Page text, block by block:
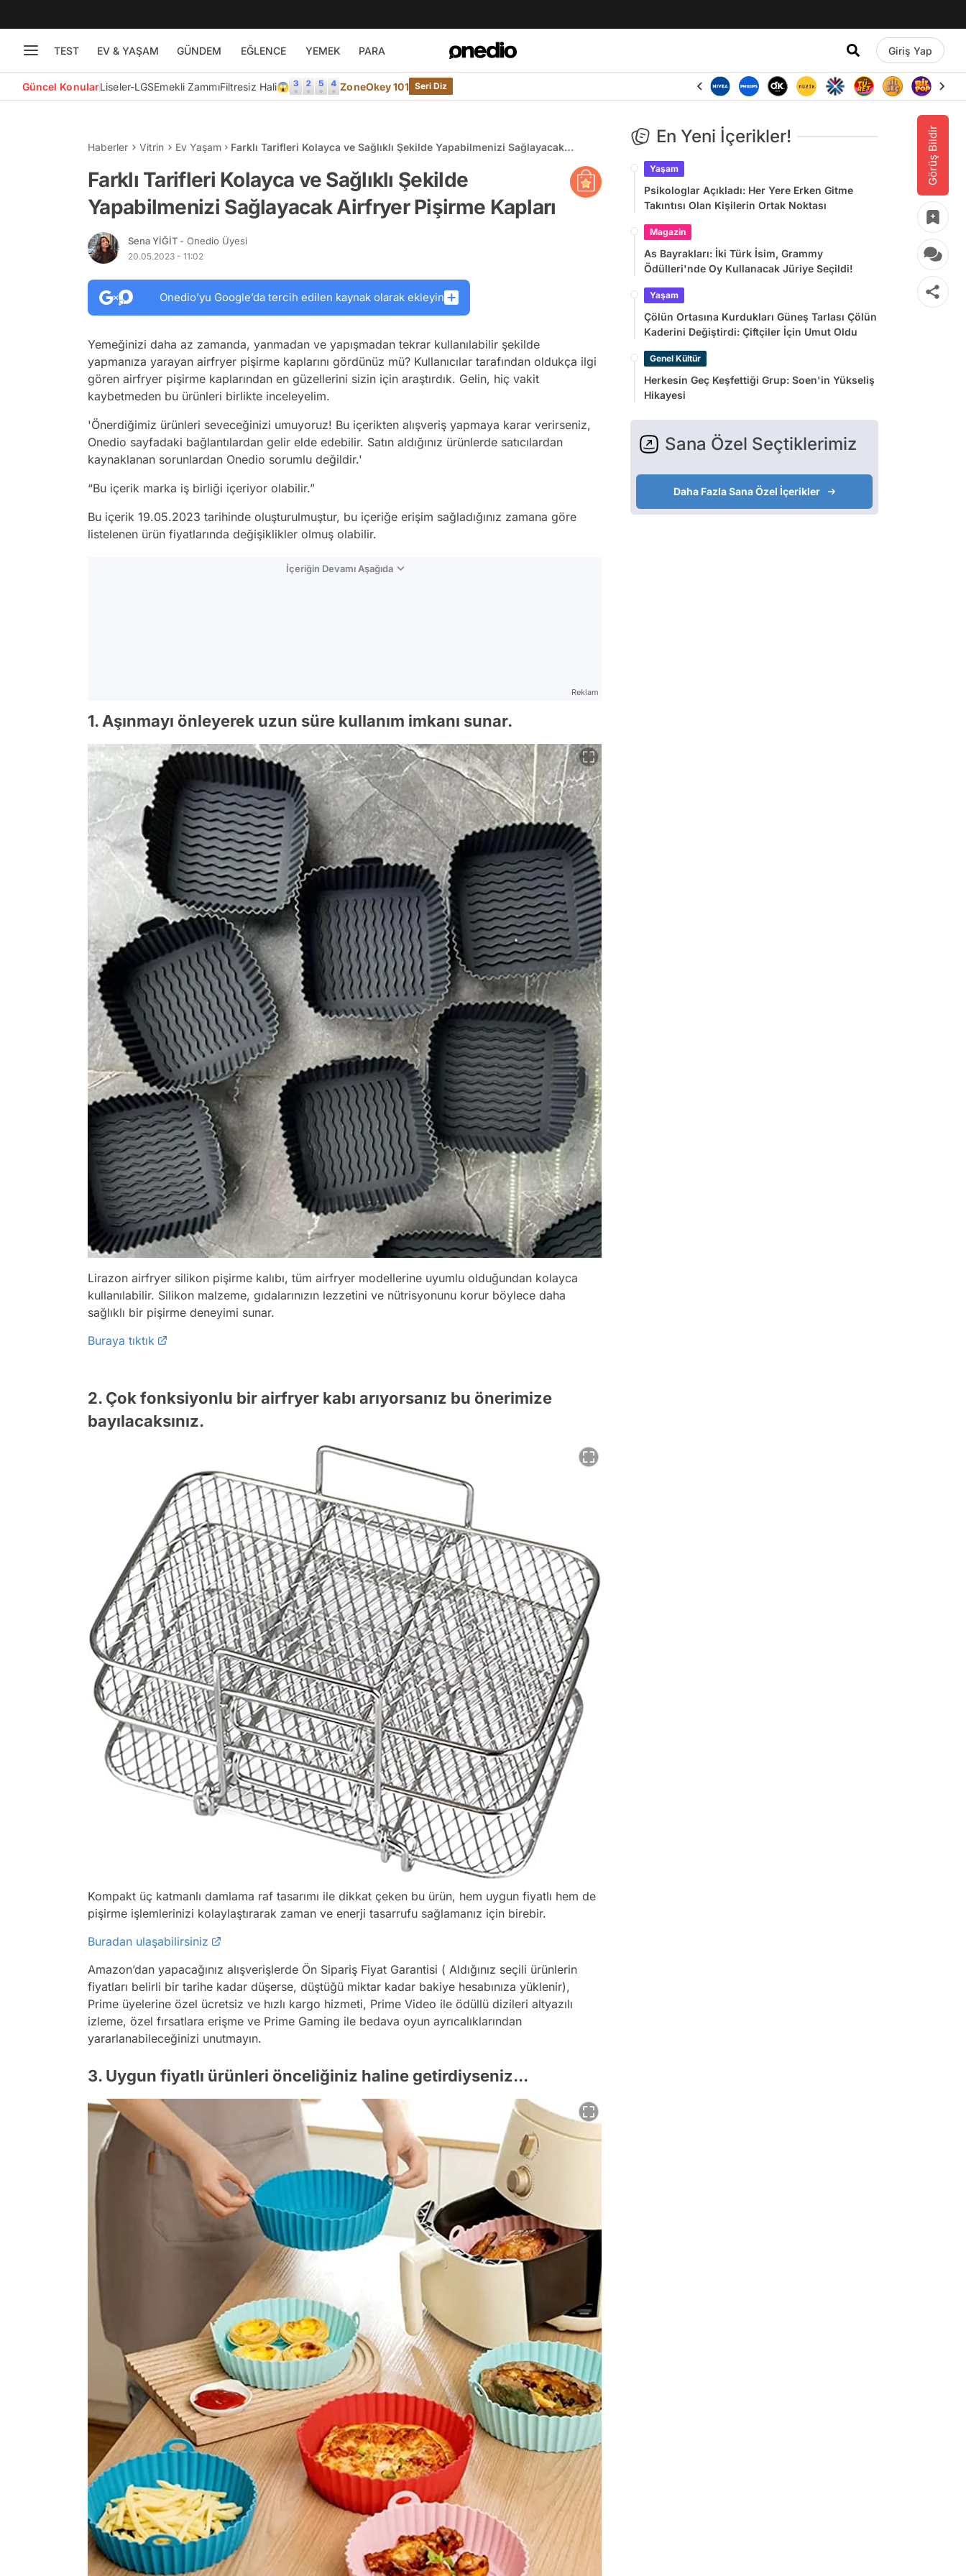
TEST EV & YAŞAM GÜNDEM EĞLENCE YEMEK PARA Giriş Yap
Güncel KonularLiseler-LGSEmekli ZammıFiltresiz Hali😱 ZoneOkey 101 Seri Diz
Görüş Bildir
Haberler Vitrin Ev Yaşam
Farklı Tarifleri Kolayca ve Sağlıklı Şekilde Yapabilmenizi Sağlayacak
Farklı Tarifleri Kolayca ve Sağlıklı Şekilde
Yapabilmenizi Sağlayacak Airfryer Pişirme Kapları
Sena YİĞİT - Onedio Üyesi
20.05.2023 - 11:02
Onedio’yu Google’da tercih edilen kaynak olarak ekleyin
Yemeğinizi daha az zamanda, yanmadan ve yapışmadan tekrar kullanılabilir şekilde
yapmanıza yarayan airfryer pişirme kaplarını gördünüz mü? Kullanıcılar tarafından oldukça ilgi
gören airfryer pişirme kaplarından en güzellerini sizin için araştırdık. Gelin, hiç vakit
kaybetmeden bu ürünleri birlikte inceleyelim.
'Önerdiğimiz ürünleri seveceğinizi umuyoruz! Bu içerikten alışveriş yapmaya karar verirseniz,
Onedio sayfadaki bağlantılardan gelir elde edebilir. Satın aldığınız ürünlerde satıcılardan
kaynaklanan sorunlardan Onedio sorumlu değildir.'
“Bu içerik marka iş birliği içeriyor olabilir.”
Bu içerik 19.05.2023 tarihinde oluşturulmuştur, bu içeriğe erişim sağladığınız zamana göre
listelenen ürün fiyatlarında değişiklikler olmuş olabilir.
İçeriğin Devamı Aşağıda
Reklam
1. Aşınmayı önleyerek uzun süre kullanım imkanı sunar.
Lirazon airfryer silikon pişirme kalıbı, tüm airfryer modellerine uyumlu olduğundan kolayca
kullanılabilir. Silikon malzeme, gıdalarınızın lezzetini ve nütrisyonunu korur böylece daha
sağlıklı bir pişirme deneyimi sunar.
Buraya tıktık
2. Çok fonksiyonlu bir airfryer kabı arıyorsanız bu önerimize
bayılacaksınız.
Kompakt üç katmanlı damlama raf tasarımı ile dikkat çeken bu ürün, hem uygun fiyatlı hem de
pişirme işlemlerinizi kolaylaştırarak zaman ve enerji tasarrufu sağlamanız için birebir.
Buradan ulaşabilirsiniz
Amazon’dan yapacağınız alışverişlerde Ön Sipariş Fiyat Garantisi ( Aldığınız seçili ürünlerin
fiyatları belirli bir tarihe kadar düşerse, düştüğü miktar kadar bakiye hesabınıza yüklenir),
Prime üyelerine özel ücretsiz ve hızlı kargo hizmeti, Prime Video ile ödüllü dizileri altyazılı
izleme, özel fırsatlara erişme ve Prime Gaming ile bedava oyun ayrıcalıklarından
yararlanabileceğinizi unutmayın.
3. Uygun fiyatlı ürünleri önceliğiniz haline getirdiyseniz...
En Yeni İçerikler!
Yaşam
Psikologlar Açıkladı: Her Yere Erken Gitme
Takıntısı Olan Kişilerin Ortak Noktası
Magazin
As Bayrakları: İki Türk İsim, Grammy
Ödülleri'nde Oy Kullanacak Jüriye Seçildi!
Yaşam
Çölün Ortasına Kurdukları Güneş Tarlası Çölün
Kaderini Değiştirdi: Çiftçiler İçin Umut Oldu
Genel Kültür
Herkesin Geç Keşfettiği Grup: Soen'in Yükseliş
Hikayesi
Sana Özel Seçtiklerimiz
Daha Fazla Sana Özel İçerikler